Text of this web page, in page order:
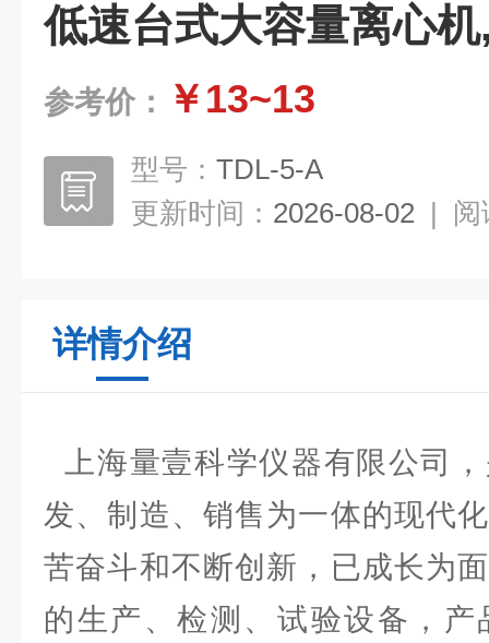
低速台式大容量离心
参考价： ￥13~13
型号： TDL-5-A
更新时间： 2026-08-02 | 阅
详情介绍
上海量壹科学仪器有限公司
发、制造、销售为一体的现代
苦奋斗和不断创新，已成长为
的生产、检测、试验设备，